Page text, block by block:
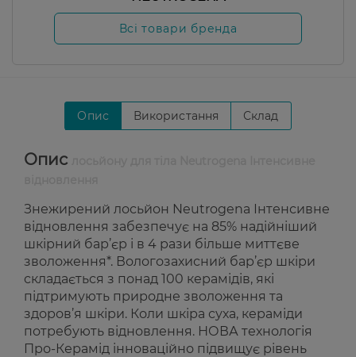
Всі товари бренда
Опис Використання Склад
Опис
Знежирений лосьйон Neutrogena Інтенсивне
відновлення забезпечує на 85% надійніший
шкірний бар’єр і в 4 рази більше миттєве
зволоження*. Вологозахисний бар’єр шкіри
складається з понад 100 керамідів, які
підтримують природне зволоження та
здоров’я шкіри. Коли шкіра суха, кераміди
потребують відновлення. НОВА технологія
Про-Керамід інноваційно підвищує рівень